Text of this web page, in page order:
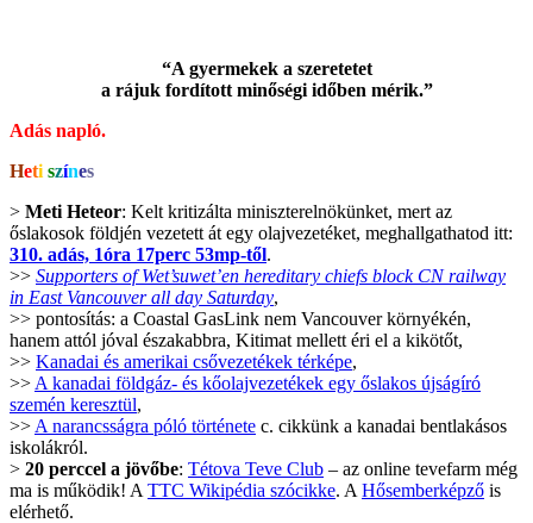
“A gyermekek a szeretetet
a rájuk fordított minőségi időben mérik.”
Adás napló.
Heti színes
> Meti Heteor: Kelt kritizálta miniszterelnökünket, mert az
őslakosok földjén vezetett át egy olajvezetéket, meghallgathatod itt:
310. adás, 1óra 17perc 53mp-től.
>> Supporters of Wet’suwet’en hereditary chiefs block CN railway
in East Vancouver all day Saturday,
>> pontosítás: a Coastal GasLink nem Vancouver környékén,
hanem attól jóval északabbra, Kitimat mellett éri el a kikötőt,
>> Kanadai és amerikai csővezetékek térképe,
>> A kanadai földgáz- és kőolajvezetékek egy őslakos újságíró
szemén keresztül,
>> A narancsságra póló története c. cikkünk a kanadai bentlakásos
iskolákról.
> 20 perccel a jövőbe: Tétova Teve Club – az online tevefarm még
ma is működik! A TTC Wikipédia szócikke. A Hősemberképző is
elérhető.